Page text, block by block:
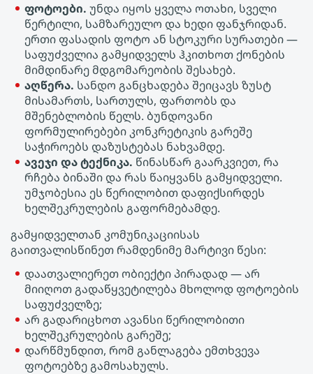
ფოტოები. უნდა იყოს ყველა ოთახი, სველი
წერტილი, სამზარეულო და ხედი ფანჯრიდან.
ერთი ფასადის ფოტო ან სტოკური სურათები —
საფუძველია გამყიდველს ჰკითხოთ ქონების
მიმდინარე მდგომარეობის შესახებ.
აღწერა. სანდო განცხადება შეიცავს ზუსტ
მისამართს, სართულს, ფართობს და
მშენებლობის წელს. ბუნდოვანი
ფორმულირებები კონკრეტიკის გარეშე
საჭიროებს დაზუსტებას ნახვამდე.
ავეჯი და ტექნიკა. წინასწარ გაარკვიეთ, რა
რჩება ბინაში და რას წაიყვანს გამყიდველი.
უმჯობესია ეს წერილობით დაფიქსირდეს
ხელშეკრულების გაფორმებამდე.
გამყიდველთან კომუნიკაციისას
გაითვალისწინეთ რამდენიმე მარტივი წესი:
დაათვალიერეთ ობიექტი პირადად — არ
მიიღოთ გადაწყვეტილება მხოლოდ ფოტოების
საფუძველზე;
არ გადარიცხოთ ავანსი წერილობითი
ხელშეკრულების გარეშე;
დარწმუნდით, რომ განლაგება ემთხვევა
ფოტოებზე გამოსახულს.